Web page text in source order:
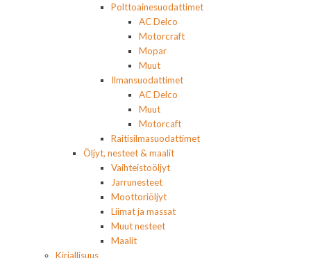
Polttoainesuodattimet
AC Delco
Motorcraft
Mopar
Muut
Ilmansuodattimet
AC Delco
Muut
Motorcaft
Raitisilmasuodattimet
Öljyt, nesteet & maalit
Vaihteistoöljyt
Jarrunesteet
Moottoriöljyt
Liimat ja massat
Muut nesteet
Maalit
Kirjallisuus